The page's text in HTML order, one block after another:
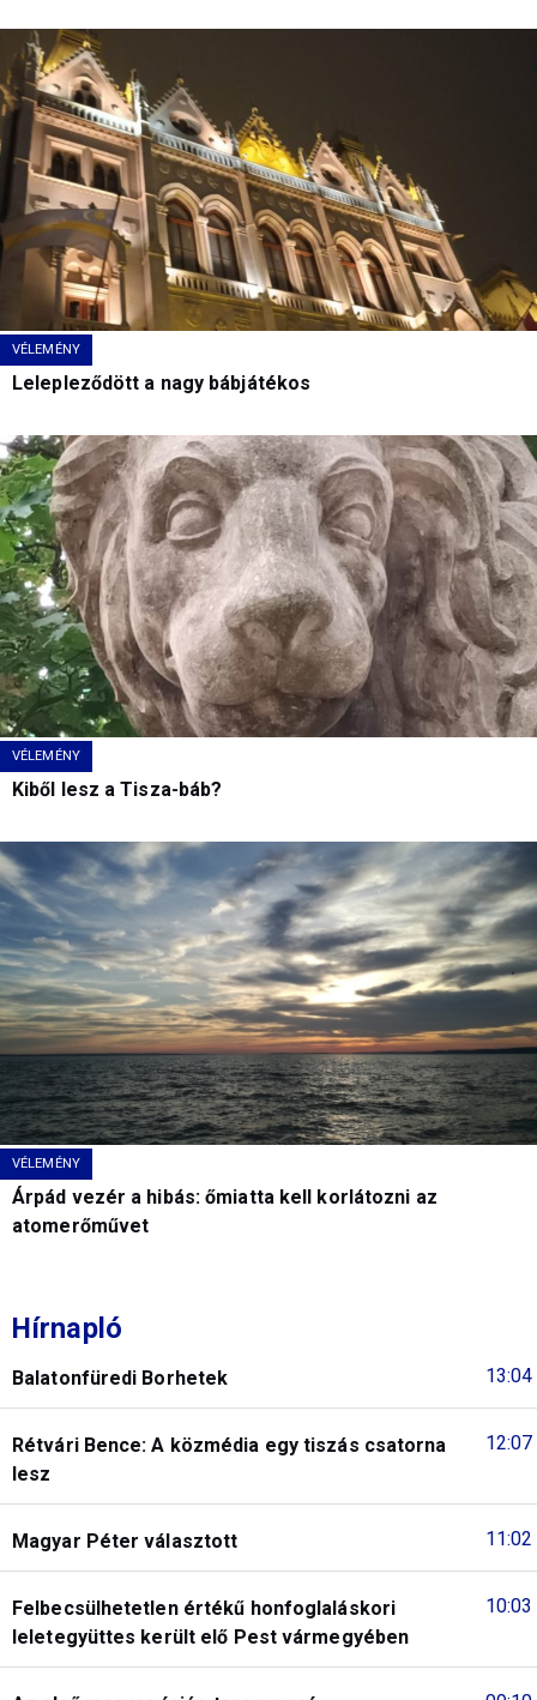
VÉLEMÉNY
Lelepleződött a nagy bábjátékos
VÉLEMÉNY
Kiből lesz a Tisza-báb?
VÉLEMÉNY
Árpád vezér a hibás: őmiatta kell korlátozni az
atomerőművet
Hírnapló
13:04
Balatonfüredi Borhetek
12:07
Rétvári Bence: A közmédia egy tiszás csatorna
lesz
11:02
Magyar Péter választott
10:03
Felbecsülhetetlen értékű honfoglaláskori
leletegyüttes került elő Pest vármegyében